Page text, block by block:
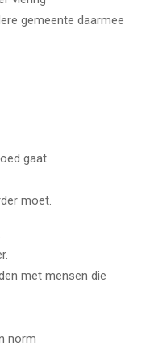
gemeente daarmee
gaat.
moet.
met mensen die
norm